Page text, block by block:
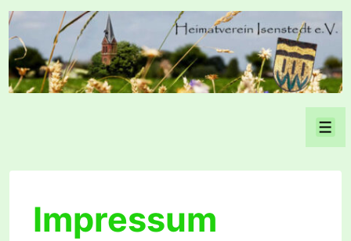
↓
Zum
Inhalt
Impressum